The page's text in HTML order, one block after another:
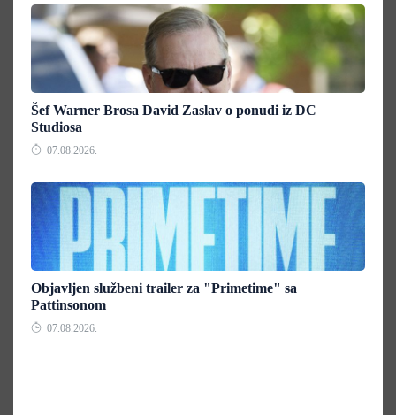
Šef Warner Brosa David Zaslav o ponudi iz DC
Studiosa
07.08.2026.
Objavljen službeni trailer za "Primetime" sa
Pattinsonom
07.08.2026.